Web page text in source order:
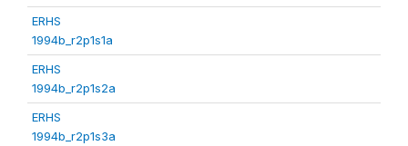
ERHS
1994b_r2p1s1a
ERHS
1994b_r2p1s2a
ERHS
1994b_r2p1s3a